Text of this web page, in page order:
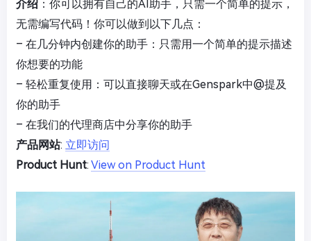
介绍 ：你可以拥有自己的AI助手，只需一个简单的提示，
无需编写代码！你可以做到以下几点：
– 在几分钟内创建你的助手：只需用一个简单的提示描述
你想要的功能
– 轻松重复使用：可以直接聊天或在Genspark中@提及
你的助手
– 在我们的代理商店中分享你的助手
产品网站: 立即访问
Product Hunt: View on Product Hunt